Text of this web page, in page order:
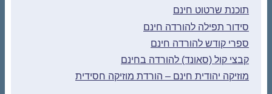
תוכנת שרטוט חינם
סידור תפילה להורדה חינם
ספרי קודש להורדה חינם
קבצי קול (סאונד) להורדה בחינם
מוזיקה יהודית חינם – הורדת מוזיקה חסידית